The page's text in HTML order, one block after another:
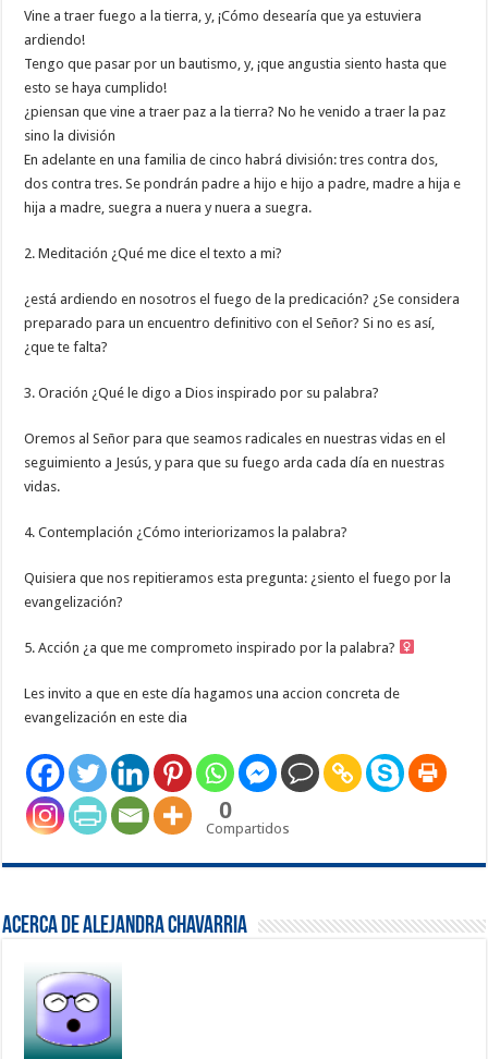
Vine a traer fuego a la tierra, y, ¡Cómo desearía que ya estuviera
ardiendo!
Tengo que pasar por un bautismo, y, ¡que angustia siento hasta que
esto se haya cumplido!
¿piensan que vine a traer paz a la tierra? No he venido a traer la paz
sino la división
En adelante en una familia de cinco habrá división: tres contra dos,
dos contra tres. Se pondrán padre a hijo e hijo a padre, madre a hija e
hija a madre, suegra a nuera y nuera a suegra.
2. Meditación ¿Qué me dice el texto a mi?
¿está ardiendo en nosotros el fuego de la predicación? ¿Se considera
preparado para un encuentro definitivo con el Señor? Si no es así,
¿que te falta?
3. Oración ¿Qué le digo a Dios inspirado por su palabra?
Oremos al Señor para que seamos radicales en nuestras vidas en el
seguimiento a Jesús, y para que su fuego arda cada día en nuestras
vidas.
4. Contemplación ¿Cómo interiorizamos la palabra?
Quisiera que nos repitieramos esta pregunta: ¿siento el fuego por la
evangelización?
5. Acción ¿a que me comprometo inspirado por la palabra? ‍
Les invito a que en este día hagamos una accion concreta de
evangelización en este dia
0
Compartidos
Acerca de Alejandra Chavarria